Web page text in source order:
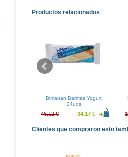
Productos relacionados
Bimanan Barritas Yogurt
24uds
46.12 € 34.17 €
Clientes que compraron esto